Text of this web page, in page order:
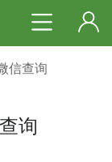
信查询
询